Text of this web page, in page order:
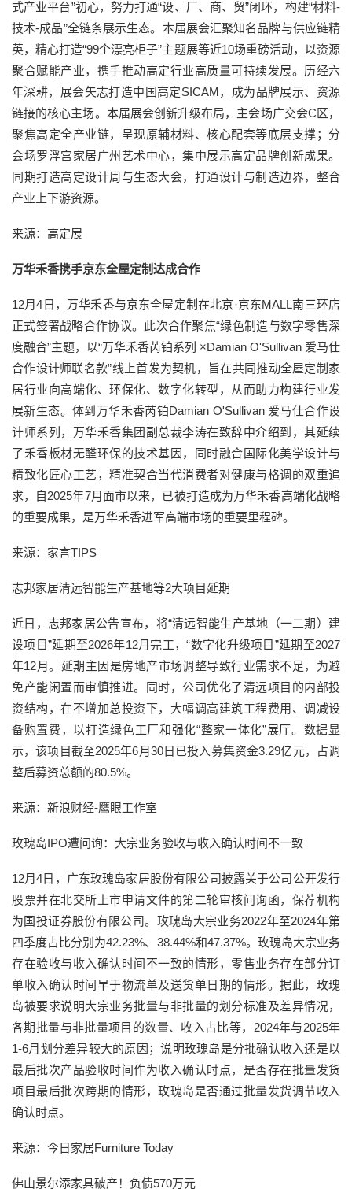
式产业平台”初心，努力打通“设、厂、商、贸”闭环，构建“材料-
技术-成品”全链条展示生态。本届展会汇聚知名品牌与供应链精
英，精心打造“99个漂亮柜子”主题展等近10场重磅活动，以资源
聚合赋能产业，携手推动高定行业高质量可持续发展。历经六
年深耕，展会矢志打造中国高定SICAM，成为品牌展示、资源
链接的核心主场。本届展会创新升级布局，主会场广交会C区，
聚焦高定全产业链，呈现原辅材料、核心配套等底层支撑；分
会场罗浮宫家居广州艺术中心，集中展示高定品牌创新成果。
同期打造高定设计周与生态大会，打通设计与制造边界，整合
产业上下游资源。
来源：高定展
万华禾香携手京东全屋定制达成合作
12月4日，万华禾香与京东全屋定制在北京·京东MALL南三环店
正式签署战略合作协议。此次合作聚焦“绿色制造与数字零售深
度融合”主题，以“万华禾香芮铂系列 ×Damian O'Sullivan 爱马仕
合作设计师联名款”线上首发为契机，旨在共同推动全屋定制家
居行业向高端化、环保化、数字化转型，从而助力构建行业发
展新生态。体到万华禾香芮铂Damian O'Sullivan 爱马仕合作设
计师系列，万华禾香集团副总裁李涛在致辞中介绍到，其延续
了禾香板材无醛环保的技术基因，同时融合国际化美学设计与
精致化匠心工艺，精准契合当代消费者对健康与格调的双重追
求，自2025年7月面市以来，已被打造成为万华禾香高端化战略
的重要成果，是万华禾香进军高端市场的重要里程碑。
来源：家言TIPS
志邦家居清远智能生产基地等2大项目延期
近日，志邦家居公告宣布，将“清远智能生产基地（一二期）建
设项目”延期至2026年12月完工，“数字化升级项目”延期至2027
年12月。延期主因是房地产市场调整导致行业需求不足，为避
免产能闲置而审慎推进。同时，公司优化了清远项目的内部投
资结构，在不增加总投资下，大幅调高建筑工程费用、调减设
备购置费，以打造绿色工厂和强化“整家一体化”展厅。数据显
示，该项目截至2025年6月30日已投入募集资金3.29亿元，占调
整后募资总额的80.5%。
来源：新浪财经-鹰眼工作室
玫瑰岛IPO遭问询：大宗业务验收与收入确认时间不一致
12月4日，广东玫瑰岛家居股份有限公司披露关于公司公开发行
股票并在北交所上市申请文件的第二轮审核问询函，保荐机构
为国投证券股份有限公司。玫瑰岛大宗业务2022年至2024年第
四季度占比分别为42.23%、38.44%和47.37%。玫瑰岛大宗业务
存在验收与收入确认时间不一致的情形，零售业务存在部分订
单收入确认时间早于物流单及送货单日期的情形。据此，玫瑰
岛被要求说明大宗业务批量与非批量的划分标准及差异情况，
各期批量与非批量项目的数量、收入占比等，2024年与2025年
1-6月划分差异较大的原因；说明玫瑰岛是分批确认收入还是以
最后批次产品验收时间作为收入确认时点，是否存在批量发货
项目最后批次跨期的情形，玫瑰岛是否通过批量发货调节收入
确认时点。
来源：今日家居Furniture Today
佛山景尔添家具破产！负债570万元